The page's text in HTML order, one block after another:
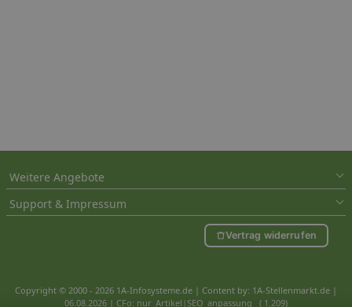
Weitere Angebote
Support & Impressum
Vertrag widerrufen
Copyright © 2000 - 2026 1A-Infosysteme.de | Content by: 1A-Stellenmarkt.de |
06.08.2026 | CFo: nur_Artikel|SEO_anpassung ( 1.209)